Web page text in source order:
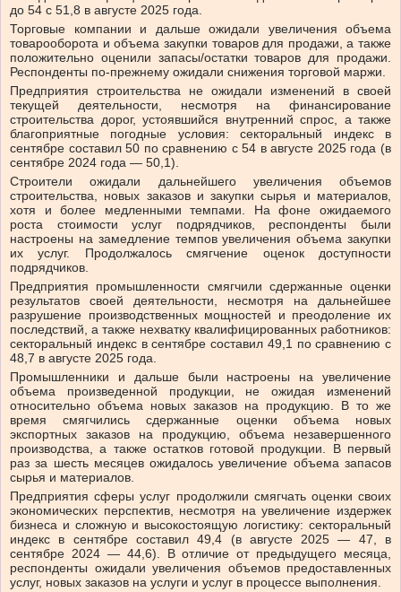
до 54 с 51,8 в августе 2025 года.
Торговые компании и дальше ожидали увеличения объема
товарооборота и объема закупки товаров для продажи, а также
положительно оценили запасы/остатки товаров для продажи.
Респонденты по-прежнему ожидали снижения торговой маржи.
Предприятия строительства не ожидали изменений в своей
текущей деятельности, несмотря на финансирование
строительства дорог, устоявшийся внутренний спрос, а также
благоприятные погодные условия: секторальный индекс в
сентябре составил 50 по сравнению с 54 в августе 2025 года (в
сентябре 2024 года — 50,1).
Строители ожидали дальнейшего увеличения объемов
строительства, новых заказов и закупки сырья и материалов,
хотя и более медленными темпами. На фоне ожидаемого
роста стоимости услуг подрядчиков, респонденты были
настроены на замедление темпов увеличения объема закупки
их услуг. Продолжалось смягчение оценок доступности
подрядчиков.
Предприятия промышленности смягчили сдержанные оценки
результатов своей деятельности, несмотря на дальнейшее
разрушение производственных мощностей и преодоление их
последствий, а также нехватку квалифицированных работников:
секторальный индекс в сентябре составил 49,1 по сравнению с
48,7 в августе 2025 года.
Промышленники и дальше были настроены на увеличение
объема произведенной продукции, не ожидая изменений
относительно объема новых заказов на продукцию. В то же
время смягчились сдержанные оценки объема новых
экспортных заказов на продукцию, объема незавершенного
производства, а также остатков готовой продукции. В первый
раз за шесть месяцев ожидалось увеличение объема запасов
сырья и материалов.
Предприятия сферы услуг продолжили смягчать оценки своих
экономических перспектив, несмотря на увеличение издержек
бизнеса и сложную и высокостоящую логистику: секторальный
индекс в сентябре составил 49,4 (в августе 2025 — 47, в
сентябре 2024 — 44,6). В отличие от предыдущего месяца,
респонденты ожидали увеличения объемов предоставленных
услуг, новых заказов на услуги и услуг в процессе выполнения.